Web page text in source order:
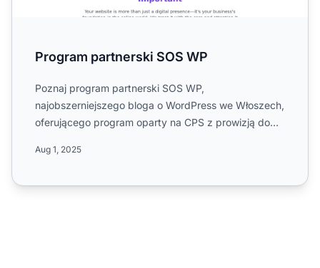
Program partnerski SOS WP
Poznaj program partnerski SOS WP,
najobszerniejszego bloga o WordPress we Włoszech,
oferującego program oparty na CPS z prowizją do
Aug 1, 2025